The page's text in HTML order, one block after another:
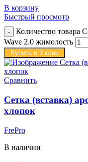
В корзину
Быстрый просмотр
Количество товара
Wave 2.0 жимолость
Купить в 1 клик
Сравнить
Сетка (вставка)
хлопок
FrePro
В наличии